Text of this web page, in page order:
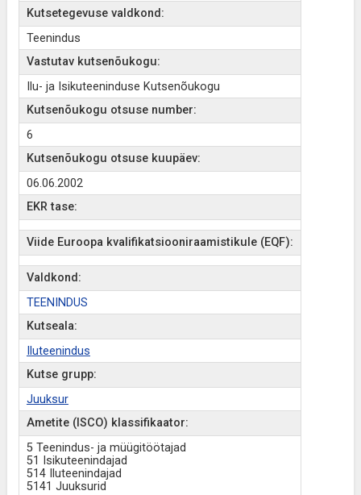
Kutsetegevuse valdkond:
Teenindus
Vastutav kutsenõukogu:
Ilu- ja Isikuteeninduse Kutsenõukogu
Kutsenõukogu otsuse number:
6
Kutsenõukogu otsuse kuupäev:
06.06.2002
EKR tase:
Viide Euroopa kvalifikatsiooniraamistikule (EQF):
Valdkond:
TEENINDUS
Kutseala:
Iluteenindus
Kutse grupp:
Juuksur
Ametite (ISCO) klassifikaator:
5 Teenindus- ja müügitöötajad
51 Isikuteenindajad
514 Iluteenindajad
5141 Juuksurid